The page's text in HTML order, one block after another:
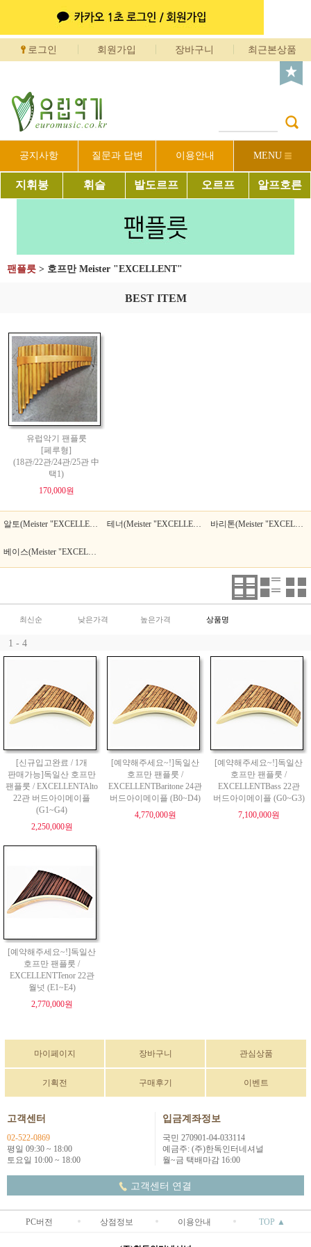
로그인 회원가입 장바구니 최근본상품
공지사항 질문과 답변 이용안내 MENU
지휘봉 휘슬 발도르프 오르프 알프호른
팬플릇 > 호프만 Meister "EXCELLENT"
BEST ITEM
유럽악기 팬플룻
[페루형]
(18관/22관/24관/25관 中
택1)
170,000원
최신순 낮은가격 높은가격 상품명
1 - 4
[신규입고완료 / 1개
판매가능]독일산 호프만
팬플룻 / EXCELLENTAlto
22관 버드아이메이플
(G1~G4)
2,250,000원
[예약해주세요~!]독일산
호프만 팬플룻 /
EXCELLENTBaritone 24관
버드아이메이플 (B0~D4)
4,770,000원
[예약해주세요~!]독일산
호프만 팬플룻 /
EXCELLENTBass 22관
버드아이메이플 (G0~G3)
7,100,000원
[예약해주세요~!]독일산
호프만 팬플룻 /
EXCELLENTTenor 22관
월넛 (E1~E4)
2,770,000원
마이페이지 장바구니 관심상품
기획전 구매후기 이벤트
고객센터
02-522-0869
평일 09:30 ~ 18:00
토요일 10:00 ~ 18:00
입금계좌정보
국민 270901-04-033114
예금주: (주)한독인터네셔널
월~금 택배마감 16:00
고객센터 연결
PC버전 상점정보 이용안내 TOP ▲